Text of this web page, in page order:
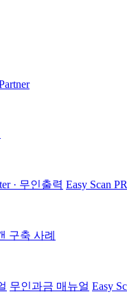
· 무인출력 Easy Scan
구축 사례
무인과금 매뉴얼 Easy